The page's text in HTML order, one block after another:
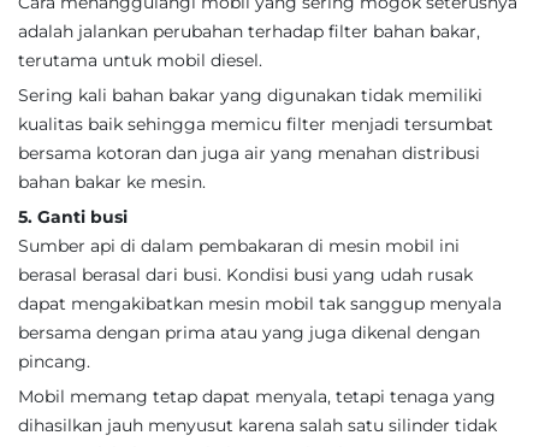
adalah jalankan perubahan terhadap filter bahan bakar,
terutama untuk mobil diesel.
Sering kali bahan bakar yang digunakan tidak memiliki
kualitas baik sehingga memicu filter menjadi tersumbat
bersama kotoran dan juga air yang menahan distribusi
bahan bakar ke mesin.
5. Ganti busi
Sumber api di dalam pembakaran di mesin mobil ini
berasal berasal dari busi. Kondisi busi yang udah rusak
dapat mengakibatkan mesin mobil tak sanggup menyala
bersama dengan prima atau yang juga dikenal dengan
pincang.
Mobil memang tetap dapat menyala, tetapi tenaga yang
dihasilkan jauh menyusut karena salah satu silinder tidak